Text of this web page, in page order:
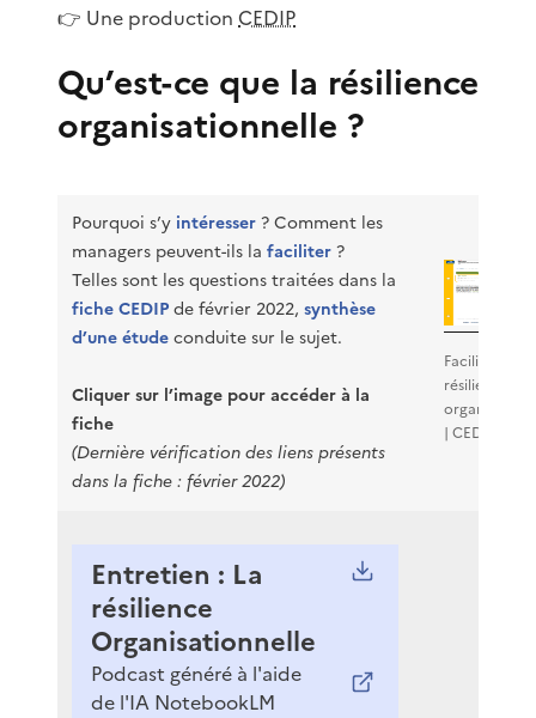
👉 Une production CEDIP
Qu’est-ce que la résilience
organisationnelle ?
Pourquoi s’y intéresser? Comment les
managers peuvent-ils la faciliter?
Telles sont les questions traitées dans la
fiche CEDIPde février 2022, synthèse
d’une étudeconduite sur le sujet.
Cliquer sur l’image pour accéder à la
fiche
(Dernière vérification des liens présents
dans la fiche : février 2022)
Faciliter la
résilience
| CEDIP
Entretien : La
résilience
Organisationnelle
Podcast généré à l'aide
de l'IA NotebookLM
audio